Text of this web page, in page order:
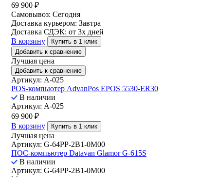
69 900 ₽
Самовывоз: Сегодня
Доставка курьером: Завтра
Доставка СДЭК: от 3х дней
В корзину
Купить в 1 клик
Добавить к сравнению
Лучшая цена
Добавить к сравнению
Артикул: A-025
POS-компьютер AdvanPos EPOS 5530-ER30
В наличии
Артикул: A-025
69 900 ₽
В корзину
Купить в 1 клик
Лучшая цена
Артикул: G-64PP-2B1-0M00
ПОС-компьютер Datavan Glamor G-615S
В наличии
Артикул: G-64PP-2B1-0M00